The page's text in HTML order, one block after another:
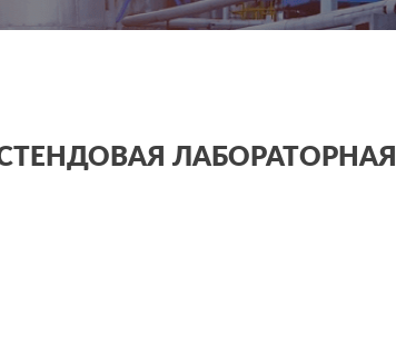
ЛАБОРАТОРНАЯ